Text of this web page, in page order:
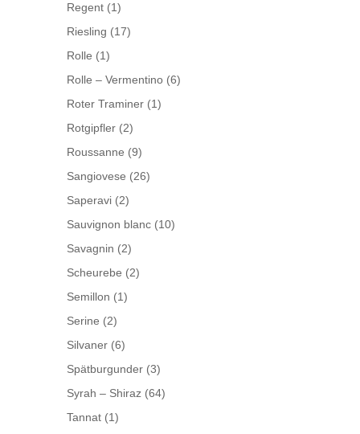
Regent (1)
Riesling (17)
Rolle (1)
Rolle – Vermentino (6)
Roter Traminer (1)
Rotgipfler (2)
Roussanne (9)
Sangiovese (26)
Saperavi (2)
Sauvignon blanc (10)
Savagnin (2)
Scheurebe (2)
Semillon (1)
Serine (2)
Silvaner (6)
Spätburgunder (3)
Syrah – Shiraz (64)
Tannat (1)